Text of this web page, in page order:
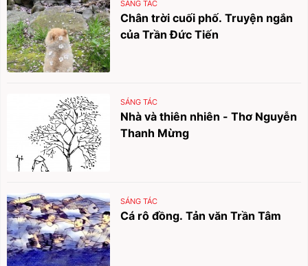
SÁNG TÁC
Chân trời cuối phố. Truyện ngắn
của Trần Đức Tiến
SÁNG TÁC
Nhà và thiên nhiên - Thơ Nguyễn
Thanh Mừng
SÁNG TÁC
Cá rô đồng. Tản văn Trần Tâm